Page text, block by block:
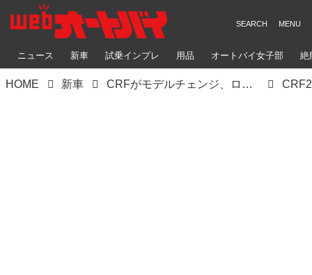
ニュース 新車 試乗インプレ 用品 オートバイ女子部 絶
HOME 新車 CRFがモデルチェンジ、ローレンス兄弟が創り上げた70%新しい最新シャシーはいかに